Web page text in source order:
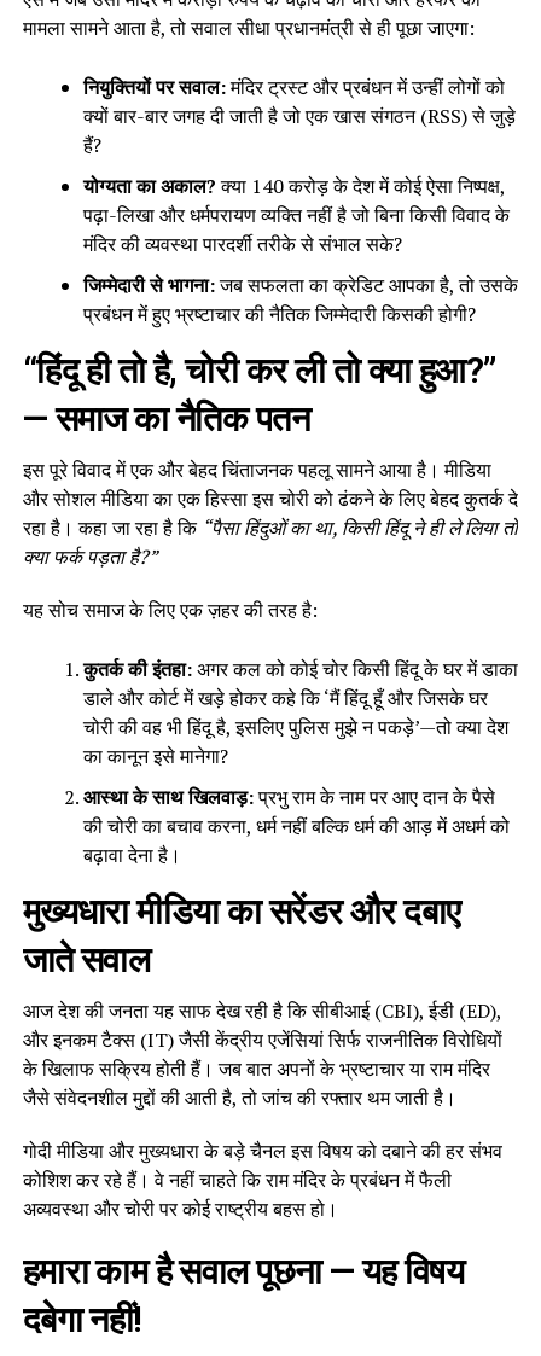
मामला सामने आता है, तो सवाल सीधा प्रधानमंत्री से ही पूछा जाएगा:
नियुक्तियों पर सवाल:मंदिर ट्रस्ट और प्रबंधन में उन्हीं लोगों को
क्यों बार-बार जगह दी जाती है जो एक खास संगठन (RSS) से जुड़े
हैं?
योग्यता का अकाल?क्या 140 करोड़ के देश में कोई ऐसा निष्पक्ष,
पढ़ा-लिखा और धर्मपरायण व्यक्ति नहीं है जो बिना किसी विवाद के
मंदिर की व्यवस्था पारदर्शी तरीके से संभाल सके?
जिम्मेदारी से भागना:जब सफलता का क्रेडिट आपका है, तो उसके
प्रबंधन में हुए भ्रष्टाचार की नैतिक जिम्मेदारी किसकी होगी?
“हिंदू ही तो है, चोरी कर ली तो क्या हुआ?”
— समाज का नैतिक पतन
इस पूरे विवाद में एक और बेहद चिंताजनक पहलू सामने आया है। मीडिया
और सोशल मीडिया का एक हिस्सा इस चोरी को ढंकने के लिए बेहद कुतर्क दे
रहा है। कहा जा रहा है कि “पैसा हिंदुओं का था, किसी हिंदू ने ही ले लिया तो
क्या फर्क पड़ता है?”
यह सोच समाज के लिए एक ज़हर की तरह है:
कुतर्क की इंतहा:अगर कल को कोई चोर किसी हिंदू के घर में डाका
डाले और कोर्ट में खड़े होकर कहे कि ‘मैं हिंदू हूँ और जिसके घर
चोरी की वह भी हिंदू है, इसलिए पुलिस मुझे न पकड़े’—तो क्या देश
का कानून इसे मानेगा?
आस्था के साथ खिलवाड़:प्रभु राम के नाम पर आए दान के पैसे
की चोरी का बचाव करना, धर्म नहीं बल्कि धर्म की आड़ में अधर्म को
बढ़ावा देना है।
मुख्यधारा मीडिया का सरेंडर और दबाए
जाते सवाल
आज देश की जनता यह साफ देख रही है कि सीबीआई (CBI), ईडी (ED),
और इनकम टैक्स (IT) जैसी केंद्रीय एजेंसियां सिर्फ राजनीतिक विरोधियों
के खिलाफ सक्रिय होती हैं। जब बात अपनों के भ्रष्टाचार या राम मंदिर
जैसे संवेदनशील मुद्दों की आती है, तो जांच की रफ्तार थम जाती है।
गोदी मीडिया और मुख्यधारा के बड़े चैनल इस विषय को दबाने की हर संभव
कोशिश कर रहे हैं। वे नहीं चाहते कि राम मंदिर के प्रबंधन में फैली
अव्यवस्था और चोरी पर कोई राष्ट्रीय बहस हो।
हमारा काम है सवाल पूछना — यह विषय
दबेगा नहीं!